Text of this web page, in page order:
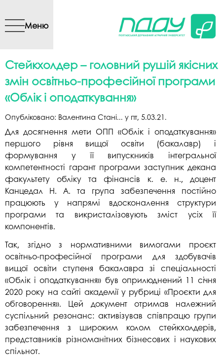
вмісту
Меню
Стейкхолдер – головний рушій якісних
змін освітньо-професійної програми
«Облік і оподаткування»
Опубліковано: Валентина Стані... у пт, 5.03.21 .
Для досягнення мети ОПП «Облік і оподаткування»
першого рівня вищої освіти (бакалавр) і
формування у її випускників інтегральної
компетентності гарант програми заступник декана
факультету обліку та фінансів к. е. н., доцент
Канцедал Н. А. та група забезпечення постійно
працюють у напрямі вдосконалення структури
програми та викристалізовують зміст усіх її
компонентів.
Так, згідно з нормативними вимогами проєкт
освітньо-професійної програми для здобувачів
вищої освіти ступеня бакалавра зі спеціальності
«Облік і оподаткування» був оприлюднений 11 січня
2020 року на сайті академії у рубриці «Проєкти для
обговорення». Цей документ отримав належний
суспільний резонанс: активізував співпрацю групи
забезпечення з широким колом стейкхолдерів,
представників різноманітних бізнесових і наукових
спільнот.